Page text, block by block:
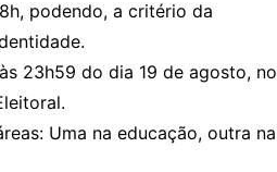
podendo, a critério da
23h59 do dia 19 de agosto, no
Uma na educação, outra na